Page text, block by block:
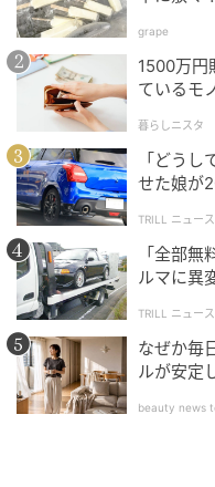
キャンプとは、普段意
というインフラのあり
するための、贅沢な
積載できないという「
らこそ、私は「あえて
追求できます。その旅
びたときに訪れる、全
名の究極の贅沢」を味
終目的になりました。
愛車と共に、「不便」
のフィナーレを、ぜひ
だわりキャンプギアや
grape
1500万円
ているモ
暮らしニスタ
「どう
せた娘が
TRILL ニュース
「全部
ルマに異
TRILL ニュース
なぜか毎
ルが安定
beauty news